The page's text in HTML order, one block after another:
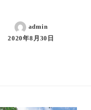
admin
2020年8月30日